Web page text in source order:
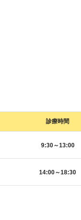
診療時間
9:30～13:00
14:00～18:30